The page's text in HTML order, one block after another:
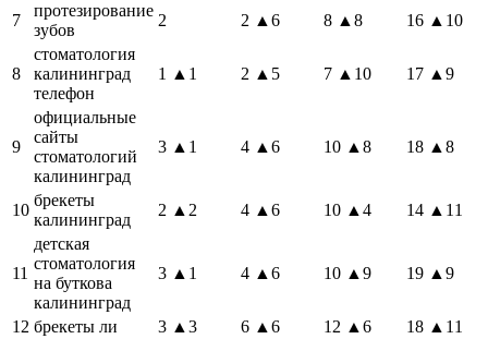
7
протезирование
зубов
2 2 ▲6 8 ▲8 16 ▲10
8
стоматология
калининград
телефон
1 ▲1 2 ▲5 7 ▲10 17 ▲9
9
официальные
сайты
стоматологий
калининград
3 ▲1 4 ▲6 10 ▲8 18 ▲8
10
брекеты
калининград
2 ▲2 4 ▲6 10 ▲4 14 ▲11
11
детская
стоматология
на буткова
калининград
3 ▲1 4 ▲6 10 ▲9 19 ▲9
12 брекеты ли 3 ▲3 6 ▲6 12 ▲6 18 ▲11